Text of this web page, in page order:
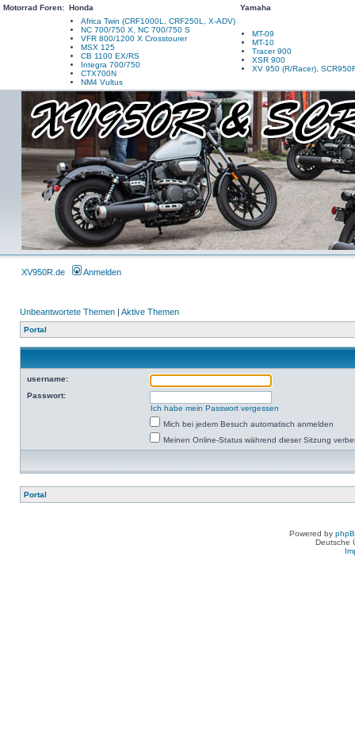
Motorrad Foren: Honda
Yamaha
Africa Twin (CRF1000L, CRF250L, X-ADV)
NC 700/750 X, NC 700/750 S
VFR 800/1200 X Crosstourer
MSX 125
CB 1100 EX/RS
Integra 700/750
CTX700N
NM4 Vultus
MT-09
MT-10
Tracer 900
XSR 900
XV 950 (R/Racer),
XV950R.de Anmelden
Unbeantwortete Themen | Aktive Themen
Portal
username:
Passwort:
Ich habe mein Passwort vergessen
Mich bei jedem Besuch automatisch anmelden
Meinen Online-Status während dieser Sitzung
Portal
Powered by
Deutsche